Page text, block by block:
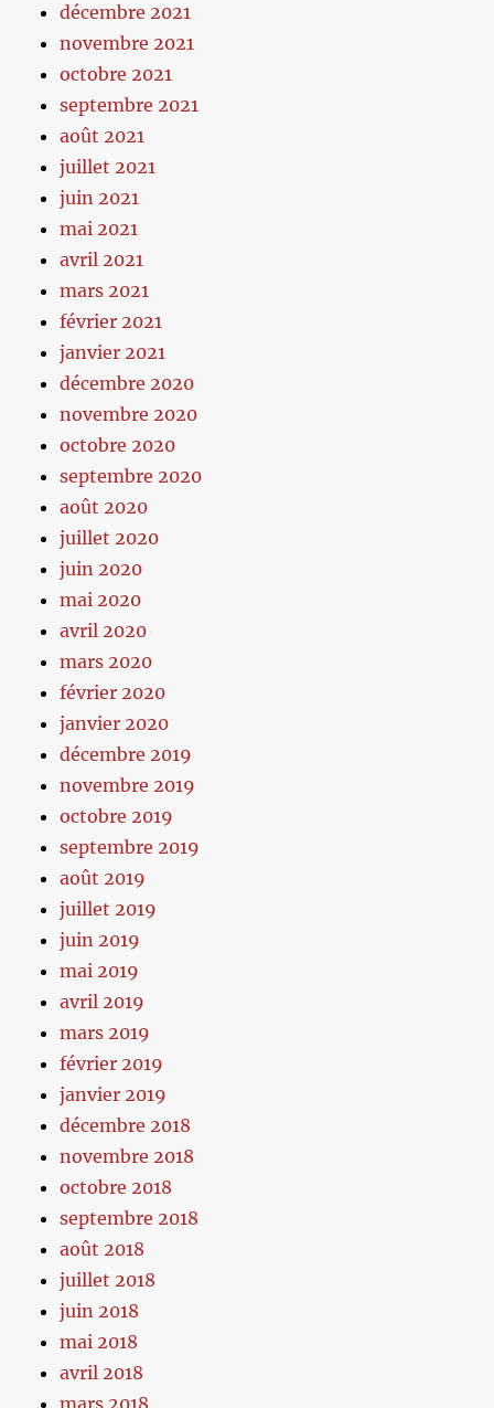
décembre 2021
novembre 2021
octobre 2021
septembre 2021
août 2021
juillet 2021
juin 2021
mai 2021
avril 2021
mars 2021
février 2021
janvier 2021
décembre 2020
novembre 2020
octobre 2020
septembre 2020
août 2020
juillet 2020
juin 2020
mai 2020
avril 2020
mars 2020
février 2020
janvier 2020
décembre 2019
novembre 2019
octobre 2019
septembre 2019
août 2019
juillet 2019
juin 2019
mai 2019
avril 2019
mars 2019
février 2019
janvier 2019
décembre 2018
novembre 2018
octobre 2018
septembre 2018
août 2018
juillet 2018
juin 2018
mai 2018
avril 2018
mars 2018